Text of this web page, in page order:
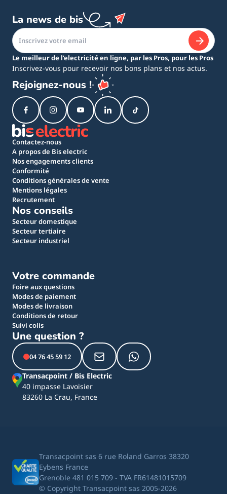
La news de bis
Le meilleur de l’electricité en ligne, par les Pros, pour les Pros
Inscrivez-vous pour recevoir nos bons plans et nos actus.
Rejoignez-nous !
Contactez-nous
A propos de Bis electric
Nos engagements clients
Conformité
Conditions générales de vente
Mentions légales
Recrutement
Nos conseils
Secteur domestique
Secteur tertiaire
Secteur industriel
Votre commande
Foire aux questions
Modes de paiement
Modes de livraison
Conditions de retour
Suivi colis
Une question ?
04 76 45 59 12
Transacpoint / Bis Electric
40 impasse Lavoisier
83260 La Crau, France
Transacpoint sas 6 rue Roland Garros 38320
Eybens France
Grenoble 481 015 709 - TVA FR61481015709
© Copyright Transacpoint sas 2005-2026